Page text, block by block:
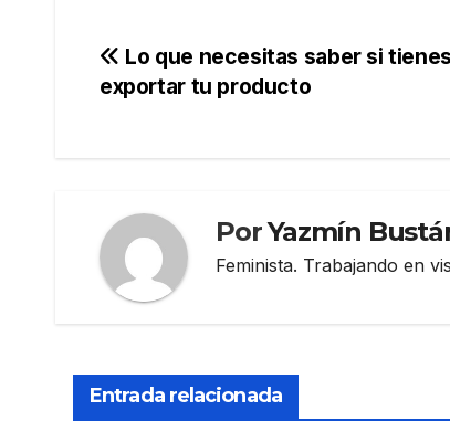
Navegación
de
Lo que necesitas saber si
exportar tu producto
PorYazmín
Feminista. Trabajando en
Entrada relacionada